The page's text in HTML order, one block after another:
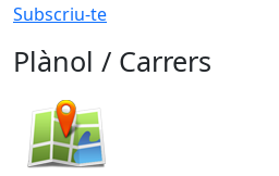
Subscriu-te
Plànol / Carrers